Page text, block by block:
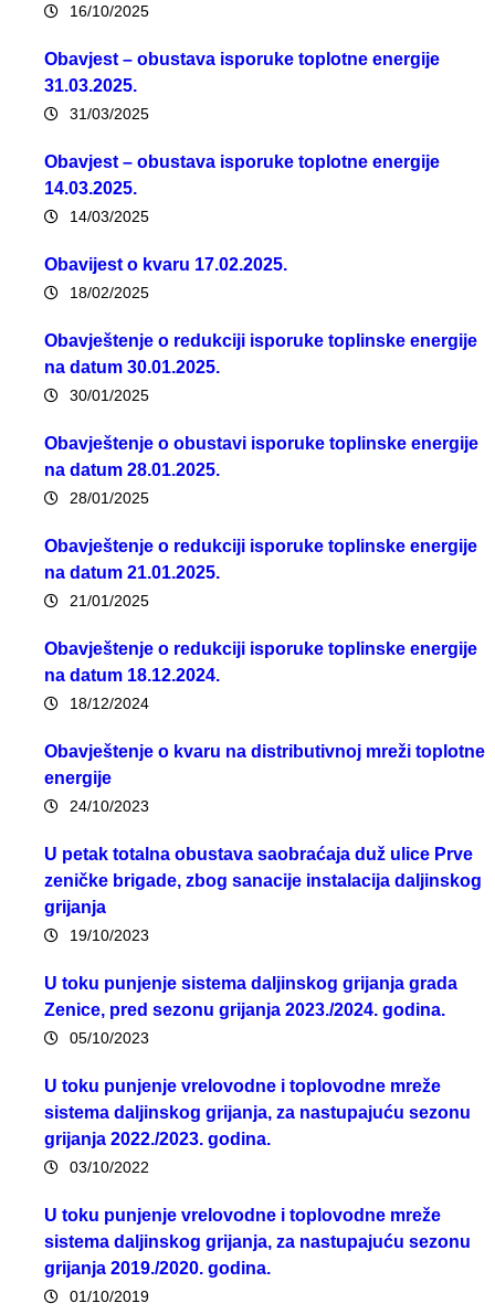
16/10/2025
Obavjest – obustava isporuke toplotne energije
31.03.2025.
31/03/2025
Obavjest – obustava isporuke toplotne energije
14.03.2025.
14/03/2025
Obavijest o kvaru 17.02.2025.
18/02/2025
Obavještenje o redukciji isporuke toplinske energije
na datum 30.01.2025.
30/01/2025
Obavještenje o obustavi isporuke toplinske energije
na datum 28.01.2025.
28/01/2025
Obavještenje o redukciji isporuke toplinske energije
na datum 21.01.2025.
21/01/2025
Obavještenje o redukciji isporuke toplinske energije
na datum 18.12.2024.
18/12/2024
Obavještenje o kvaru na distributivnoj mreži toplotne
energije
24/10/2023
U petak totalna obustava saobraćaja duž ulice Prve
zeničke brigade, zbog sanacije instalacija daljinskog
grijanja
19/10/2023
U toku punjenje sistema daljinskog grijanja grada
Zenice, pred sezonu grijanja 2023./2024. godina.
05/10/2023
U toku punjenje vrelovodne i toplovodne mreže
sistema daljinskog grijanja, za nastupajuću sezonu
grijanja 2022./2023. godina.
03/10/2022
U toku punjenje vrelovodne i toplovodne mreže
sistema daljinskog grijanja, za nastupajuću sezonu
grijanja 2019./2020. godina.
01/10/2019